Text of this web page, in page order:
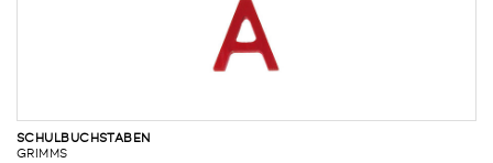
SCHULBUCHSTABEN
GRIMMS